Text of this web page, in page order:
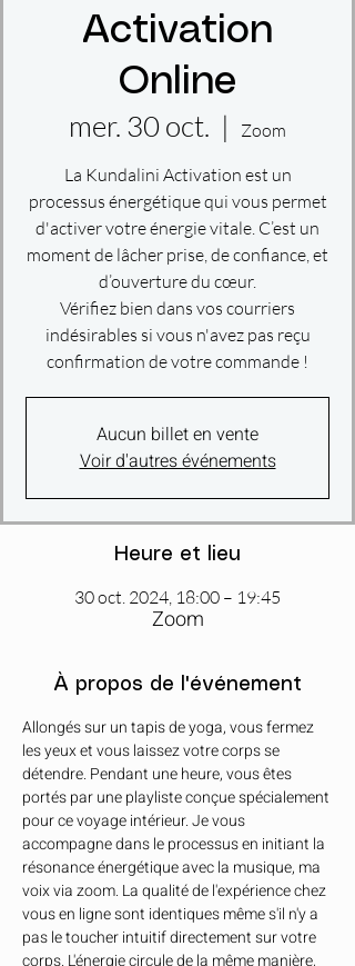
Activation
Online
mer. 30 oct.
  |
Zoom
La Kundalini Activation est un
processus énergétique qui vous permet
d'activer votre énergie vitale. C’est un
moment de lâcher prise, de confiance, et
d’ouverture du cœur.
Vérifiez bien dans vos courriers
indésirables si vous n'avez pas reçu
confirmation de votre commande !
Aucun billet en vente
Voir d'autres événements
Heure et lieu
30 oct. 2024, 18:00 – 19:45
Zoom
À propos de l'événement
Allongés sur un tapis de yoga, vous fermez
les yeux et vous laissez votre corps se
détendre. Pendant une heure, vous êtes
portés par une playliste conçue spécialement
pour ce voyage intérieur. Je vous
accompagne dans le processus en initiant la
résonance énergétique avec la musique, ma
voix via zoom. La qualité de l'expérience chez
vous en ligne sont identiques même s'il n'y a
pas le toucher intuitif directement sur votre
corps. L'énergie circule de la même manière,